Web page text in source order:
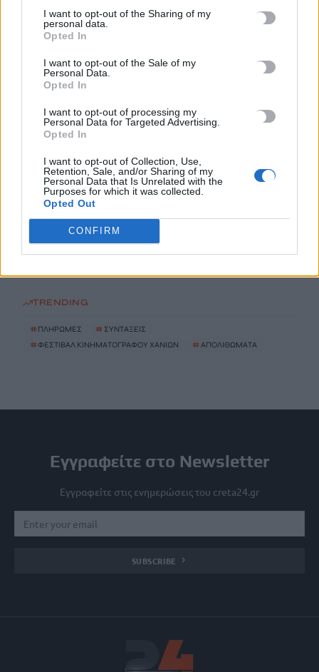
I want to opt-out of the Sharing of my
personal data.
Opted In
I want to opt-out of the Sale of my
Personal Data.
Opted In
I want to opt-out of processing my
Personal Data for Targeted Advertising.
Opted In
I want to opt-out of Collection, Use,
Retention, Sale, and/or Sharing of my
Personal Data that Is Unrelated with the
Purposes for which it was collected.
Opted Out
CONFIRM
κακοποίηση δύο ανήλικων μαθητών της
7 Αυγούστου, 2026
Το Ελληνικό Μεσογειακό Πανεπιστήμιο εκδίδει ηλεκτρονικά
τα Πρακτικά του Διεπιστημονικού Συνεδρίου «Ρένα
7 Αυγούστου, 2026
ΔΕΕΠ (ΝΟΔΕ) Ηρακλείου: Με έργα η κυβέρνηση Μητσοτάκη
οδηγεί την Κρήτη στο μέλλον
7 Αυγούστου, 2026
Ρέθυμνο: Φωτιά σε διαμέρισμα – Απεγκλωβίστηκε ένα άτομο
7 Αυγούστου, 2026
TRENDING
# ΠΛΗΡΩΜΕΣ # ΣΥΝΤΑΞΕΙΣ
#ΦΕΣΤΙΒΑΛ ΚΙΝΗΜΑΤΟΓΡΑΦΟΥ ΧΑΝΙΩΝ # ΑΠΟΛΙΘΩΜΑΤΑ
Εγγραφείτε στο Newsletter
Εγγραφείτε στις ενημερώσεις του creta24.gr
SUBSCRIBE